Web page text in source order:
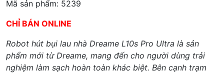
Mã sản phẩm: 5239
CHỈ BÁN ONLINE
Robot hút bụi lau nhà Dreame L10s Pro Ultra là sản
phẩm mới từ Dreame, mang đến cho người dùng trải
nghiệm làm sạch hoàn toàn khác biệt. Bên cạnh trạm